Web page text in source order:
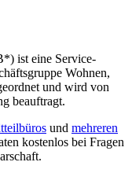
ist eine Service-
Wohnen,
und wird von
beauftragt.
und mehreren
kostenlos bei Fragen